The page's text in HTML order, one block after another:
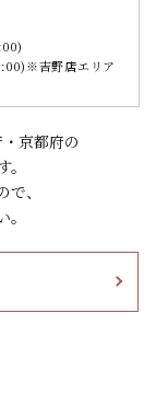
※吉野店エリア
京都府の
、